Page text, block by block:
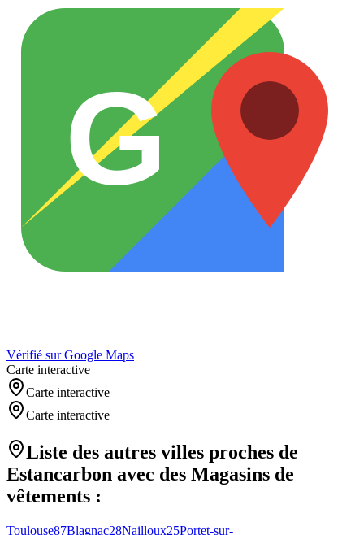
G
Vérifié sur Google Maps
Carte interactive
Carte interactive
Carte interactive
Liste des autres villes proches de
Estancarbon avec des Magasins de
vêtements :
Toulouse87Blagnac28Nailloux25Portet-sur-